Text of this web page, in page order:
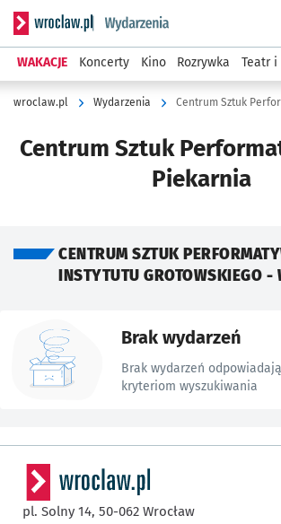
Serwis informacyjny wroclaw.pl
WAKACJE Koncerty Kino Rozrywka Teatr i
wroclaw.pl Wydarzenia Centrum Sztuk
Centrum Sztuk
Piekarnia
CENTRUM SZTUK
INSTYTUTU GROTOWSKIEGO
Brak wydarzeń
Brak wydarzeń
kryteriom wyszukiwania
pl. Solny 14, 50-062 Wrocław